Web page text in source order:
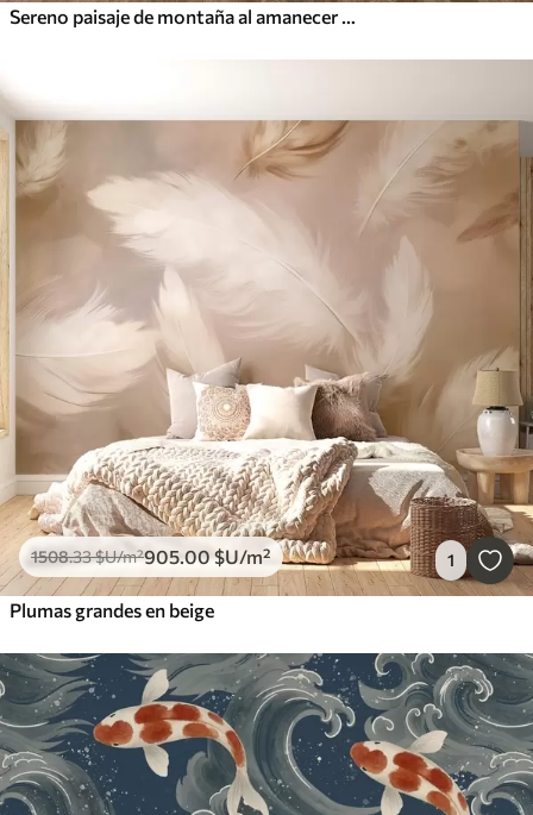
Sereno paisaje de montaña al amanecer con suave niebla sobre el fondo de un bosque
1508.33$U/m²905.00$U/m² 1
Plumas grandes en beige